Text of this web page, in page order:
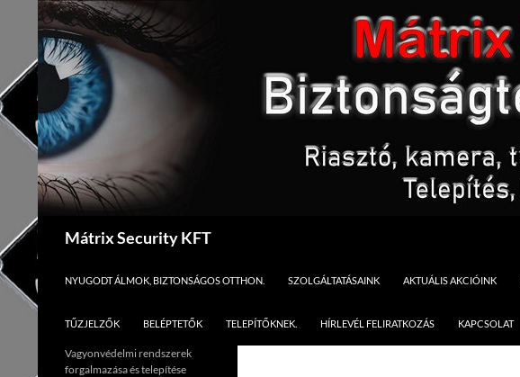
Kilépés
tartalomba
Mátrix Security KFT
NYUGODT ÁLMOK, BIZTONSÁGOS OTTHON. SZOLGÁLTATÁSAINK AKTUÁLIS AKCIÓINK
TŰZJELZŐK BELÉPTETŐK TELEPÍTŐKNEK. HÍRLEVÉL FELIRATKOZÁS KAPCSOLAT
Vagyonvédelmi rendszerek
forgalmazása és telepítése